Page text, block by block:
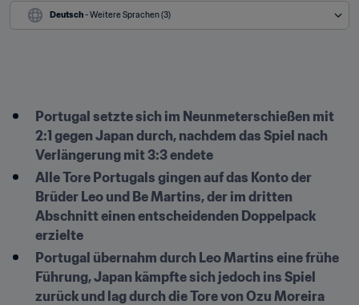
Deutsch - Weitere Sprachen (3)
Portugal setzte sich im Neunmeterschießen mit
2:1 gegen Japan durch, nachdem das Spiel nach
Verlängerung mit 3:3 endete
Alle Tore Portugals gingen auf das Konto der
Brüder Leo und Be Martins, der im dritten
Abschnitt einen entscheidenden Doppelpack
erzielte
Portugal übernahm durch Leo Martins eine frühe
Führung, Japan kämpfte sich jedoch ins Spiel
zurück und lag durch die Tore von Ozu Moreira